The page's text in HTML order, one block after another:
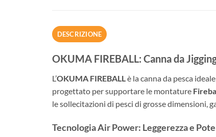
DESCRIZIONE
OKUMA FIREBALL: Canna da
L’OKUMA FIREBALL è la canna da pesca
progettato per supportare le montature
le sollecitazioni di pesci di grosse dimensioni,
Tecnologia Air Power: Leggerezza e